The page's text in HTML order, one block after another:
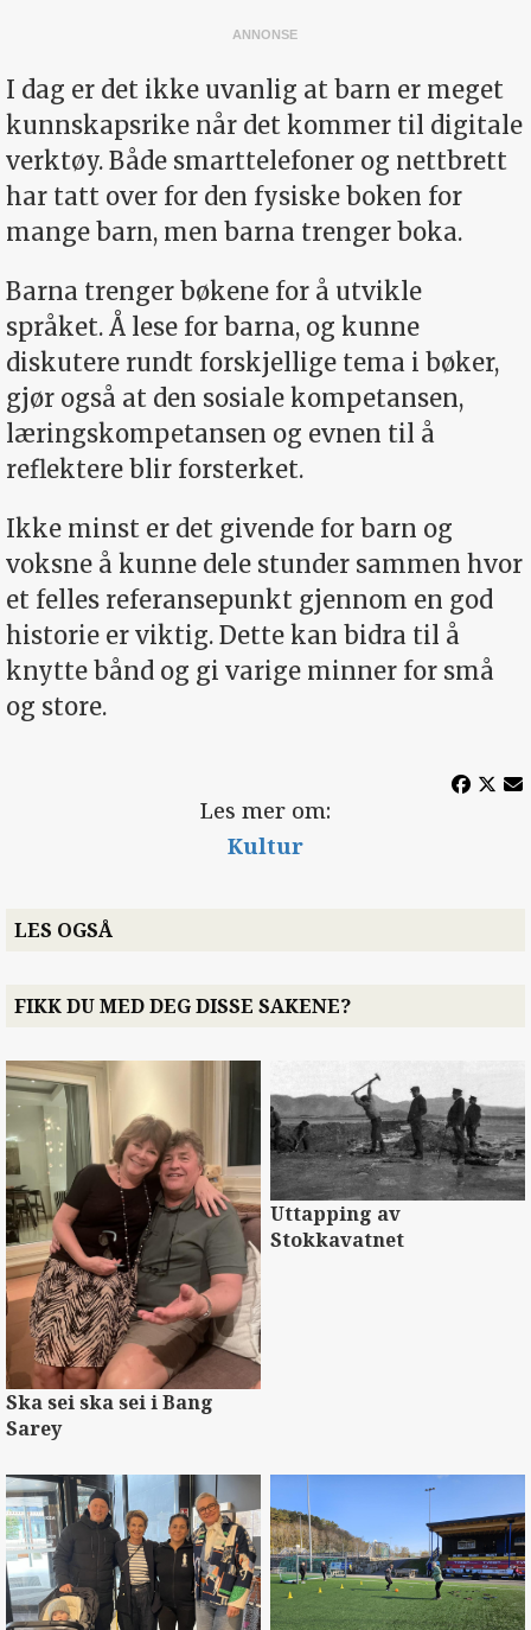
I dag er det ikke uvanlig at barn er meget
kunnskapsrike når det kommer til digitale
verktøy. Både smarttelefoner og nettbrett
har tatt over for den fysiske boken for
mange barn, men barna trenger boka.
Barna trenger bøkene for å utvikle
språket. Å lese for barna, og kunne
diskutere rundt forskjellige tema i bøker,
gjør også at den sosiale kompetansen,
læringskompetansen og evnen til å
reflektere blir forsterket.
Ikke minst er det givende for barn og
voksne å kunne dele stunder sammen hvor
et felles referansepunkt gjennom en god
historie er viktig. Dette kan bidra til å
knytte bånd og gi varige minner for små
og store.
Les mer om:
Kultur
LES OGSÅ
FIKK DU MED DEG DISSE SAKENE?
Ska sei ska sei i Bang
Sarey
Uttapping av
Stokkavatnet